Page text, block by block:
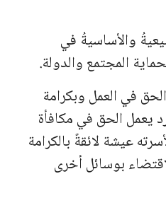
والأساسيةُ في
المجتمع والدولة.
في العمل وبكرامة
الحق في مكافأة
عيشة لائقةً بالكرامة
بوسائل أخرى